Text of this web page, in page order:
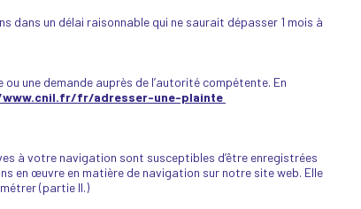
dans un délai raisonnable qui ne saurait dépasser 1 mois à
une demande auprès de l’autorité compétente. En
fr/adresser-une-plainte
à votre navigation sont susceptibles d’être enregistrées
en œuvre en matière de navigation sur notre site web. Elle
(partie II.)